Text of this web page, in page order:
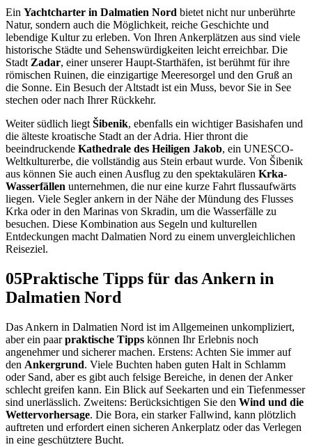
Ein Yachtcharter in Dalmatien Nord bietet nicht nur unberührte
Natur, sondern auch die Möglichkeit, reiche Geschichte und
lebendige Kultur zu erleben. Von Ihren Ankerplätzen aus sind viele
historische Städte und Sehenswürdigkeiten leicht erreichbar. Die
Stadt Zadar, einer unserer Haupt-Starthäfen, ist berühmt für ihre
römischen Ruinen, die einzigartige Meeresorgel und den Gruß an
die Sonne. Ein Besuch der Altstadt ist ein Muss, bevor Sie in See
stechen oder nach Ihrer Rückkehr.
Weiter südlich liegt Šibenik, ebenfalls ein wichtiger Basishafen und
die älteste kroatische Stadt an der Adria. Hier thront die
beeindruckende Kathedrale des Heiligen Jakob, ein UNESCO-
Weltkulturerbe, die vollständig aus Stein erbaut wurde. Von Šibenik
aus können Sie auch einen Ausflug zu den spektakulären Krka-
Wasserfällen unternehmen, die nur eine kurze Fahrt flussaufwärts
liegen. Viele Segler ankern in der Nähe der Mündung des Flusses
Krka oder in den Marinas von Skradin, um die Wasserfälle zu
besuchen. Diese Kombination aus Segeln und kulturellen
Entdeckungen macht Dalmatien Nord zu einem unvergleichlichen
Reiseziel.
05Praktische Tipps für das Ankern in
Dalmatien Nord
Das Ankern in Dalmatien Nord ist im Allgemeinen unkompliziert,
aber ein paarpraktische Tipps können Ihr Erlebnis noch
angenehmer und sicherer machen. Erstens: Achten Sie immer auf
den Ankergrund. Viele Buchten haben guten Halt in Schlamm
oder Sand, aber es gibt auch felsige Bereiche, in denen der Anker
schlecht greifen kann. Ein Blick auf Seekarten und ein Tiefenmesser
sind unerlässlich. Zweitens: Berücksichtigen Sie den Wind und die
Wettervorhersage. Die Bora, ein starker Fallwind, kann plötzlich
auftreten und erfordert einen sicheren Ankerplatz oder das Verlegen
in eine geschütztere Bucht.